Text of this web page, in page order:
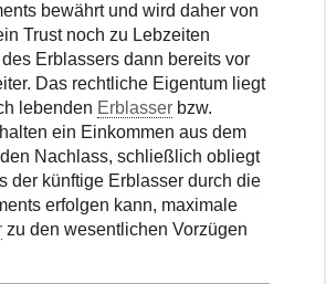
bewährt und wird daher von
Trust noch zu Lebzeiten
Erblassers dann bereits vor
Das rechtliche Eigentum liegt
lebenden Erblasser bzw.
ein Einkommen aus dem
Nachlass, schließlich obliegt
der künftige Erblasser durch die
erfolgen kann, maximale
zu den wesentlichen Vorzügen